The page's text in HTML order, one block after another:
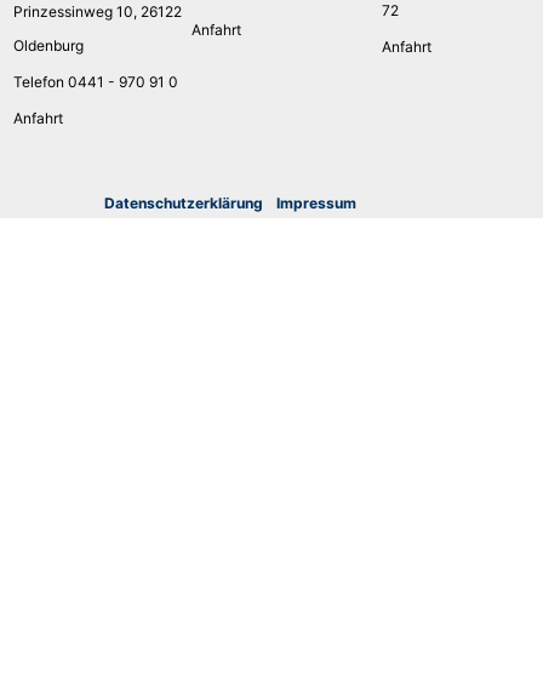
Prinzessinweg 10, 26122
Oldenburg
Telefon 0441 - 970 91 0
Anfahrt
Anfahrt
72
Anfahrt
Datenschutzerklärung Impressum